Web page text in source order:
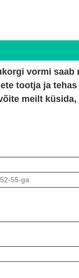
vormi saab
tootja ja
meilt
55-ga